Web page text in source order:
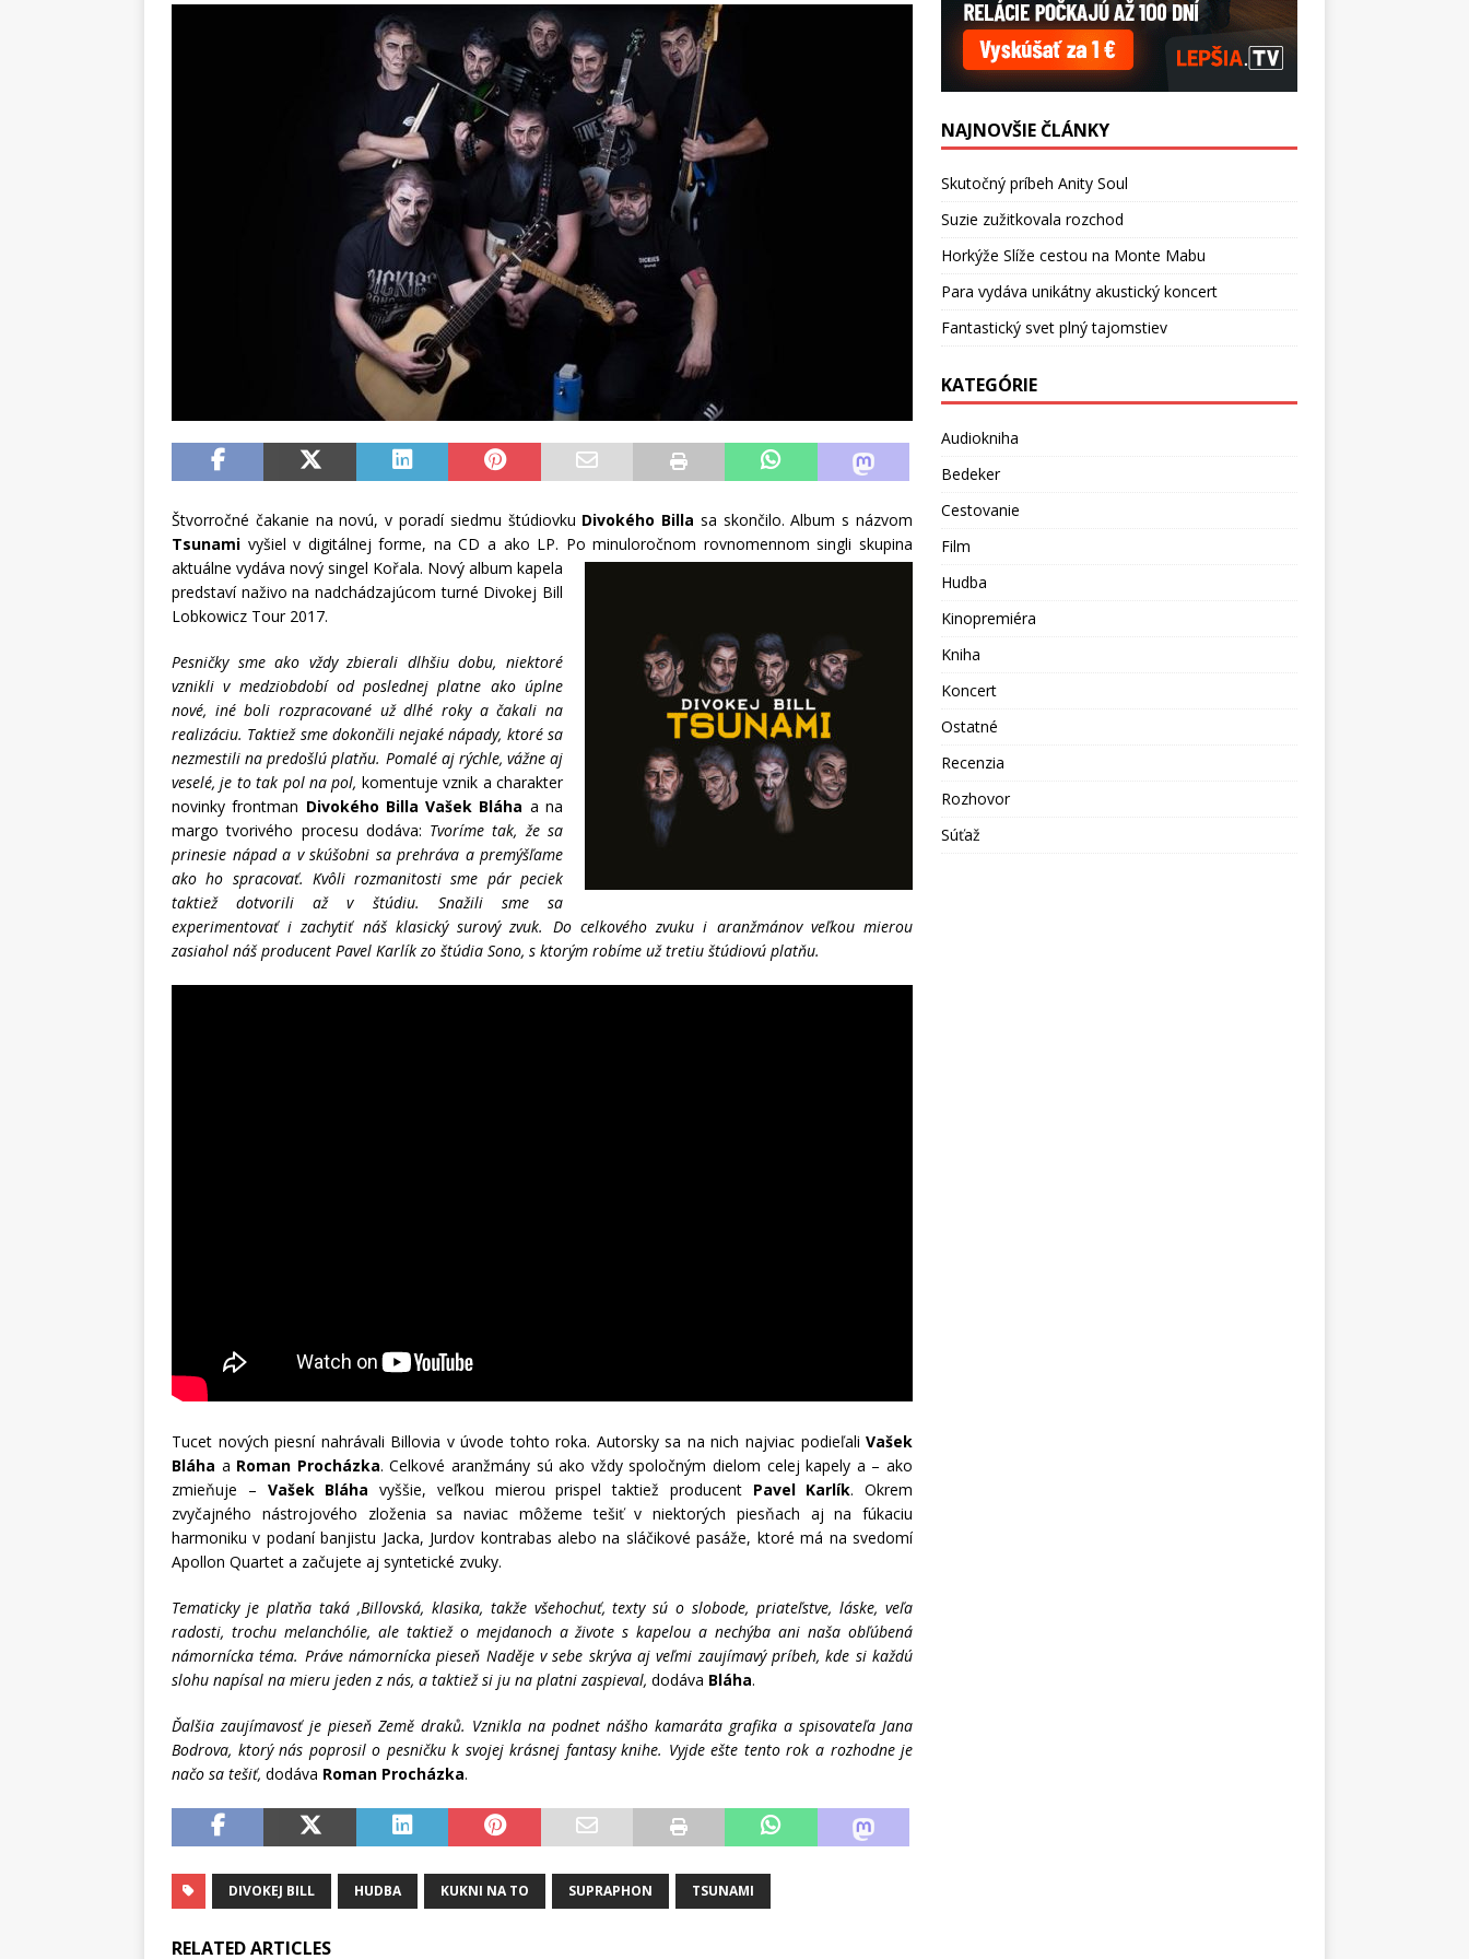
Štvorročné čakanie na novú, v poradí siedmu štúdiovku Divokého Billa sa skončilo. Album s názvom
Tsunami vyšiel v digitálnej forme, na CD a ako LP. Po minuloročnom rovnomennom singliskupina
aktuálne vydáva nový singel Kořala. Nový album kapela
predstaví naživo na nadchádzajúcom turné Divokej Bill
Lobkowicz Tour 2017.
Pesničky sme ako vždy zbierali dlhšiu dobu, niektoré
vznikli v medziobdobí od poslednej platne ako úplne
nové, iné boli rozpracované už dlhé roky a čakali na
realizáciu. Taktiež sme dokončili nejaké nápady, ktoré sa
nezmestili na predošlú platňu. Pomalé aj rýchle, vážne aj
veselé, je to tak pol na pol, komentuje vznik a charakter
novinky frontman Divokého Billa Vašek Bláha a na
margo tvorivého procesu dodáva: Tvoríme tak, že sa
prinesie nápad a v skúšobni sa prehráva a premýšľame
ako ho spracovať. Kvôli rozmanitosti sme pár peciek
taktiež dotvorili až v štúdiu. Snažili sme sa
experimentovať i zachytiť náš klasický surový zvuk. Do celkového zvuku i aranžmánov veľkou mierou
zasiahol náš producent Pavel Karlík zo štúdia Sono, s ktorým robíme už tretiu štúdiovú platňu.
Tucet nových piesní nahrávali Billovia v úvode tohto roka. Autorsky sa na nich najviac podieľaliVašek
Bláha a Roman Procházka. Celkové aranžmány sú ako vždy spoločným dielom celej kapely a – ako
zmieňuje – Vašek Bláha vyššie, veľkou mierou prispel taktiež producent Pavel Karlík. Okrem
zvyčajného nástrojového zloženia sa naviac môžeme tešiť v niektorých piesňach aj na fúkaciu
harmoniku v podaní banjistu Jacka, Jurdov kontrabas alebo na sláčikové pasáže, ktoré má na svedomí
Apollon Quartet a začujete aj syntetické zvuky.
Tematicky je platňa taká ‚Billovská‚ klasika, takže všehochuť, texty sú o slobode, priateľstve, láske, veľa
radosti, trochu melanchólie, ale taktiež o mejdanoch a živote s kapelou a nechýba ani naša obľúbená
námornícka téma. Práve námornícka pieseň Naděje v sebe skrýva aj veľmi zaujímavý príbeh, kde si každú
slohu napísal na mieru jeden z nás, a taktiež si ju na platni zaspieval, dodáva Bláha.
Ďalšia zaujímavosť je pieseň Země draků. Vznikla na podnet nášho kamaráta grafika a spisovateľa Jana
Bodrova, ktorý nás poprosil o pesničku k svojej krásnej fantasy knihe. Vyjde ešte tento rok a rozhodne je
načo sa tešiť, dodáva Roman Procházka.
DIVOKEJ BILL HUDBA KUKNI NA TO SUPRAPHON TSUNAMI
RELATED ARTICLES
NAJNOVŠIE ČLÁNKY
Skutočný príbeh Anity Soul
Suzie zužitkovala rozchod
Horkýže Slíže cestou na Monte Mabu
Para vydáva unikátny akustický koncert
Fantastický svet plný tajomstiev
KATEGÓRIE
Audiokniha
Bedeker
Cestovanie
Film
Hudba
Kinopremiéra
Kniha
Koncert
Ostatné
Recenzia
Rozhovor
Súťaž